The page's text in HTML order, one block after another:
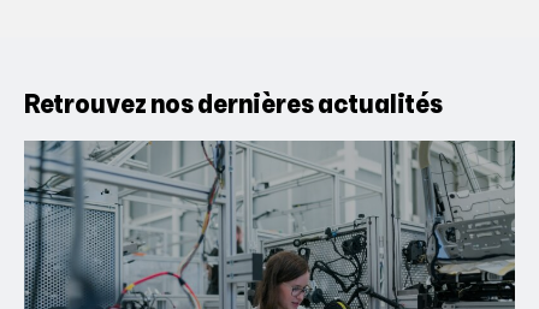
Retrouvez nos dernières actualités